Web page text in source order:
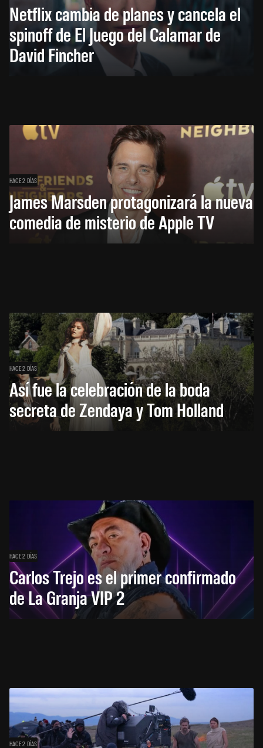
Netflix cambia de planes y cancela el
spinoff de El Juego del Calamar de
David Fincher
HACE 2 DÍAS
James Marsden protagonizará la nueva
comedia de misterio de Apple TV
HACE 2 DÍAS
Así fue la celebración de la boda
secreta de Zendaya y Tom Holland
HACE 2 DÍAS
Carlos Trejo es el primer confirmado
de La Granja VIP 2
HACE 2 DÍAS